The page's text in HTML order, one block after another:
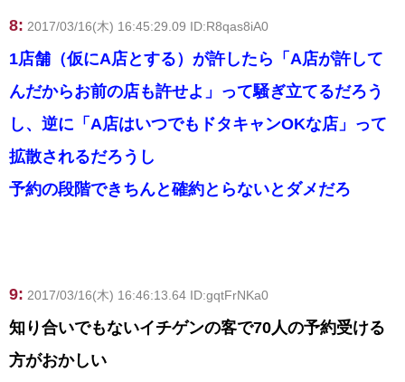
8: 2017/03/16(木) 16:45:29.09 ID:R8qas8iA0
1店舗（仮にA店とする）が許したら「A店が許して
んだからお前の店も許せよ」って騒ぎ立てるだろう
し、逆に「A店はいつでもドタキャンOKな店」って
拡散されるだろうし
予約の段階できちんと確約とらないとダメだろ
9: 2017/03/16(木) 16:46:13.64 ID:gqtFrNKa0
知り合いでもないイチゲンの客で70人の予約受ける
方がおかしい